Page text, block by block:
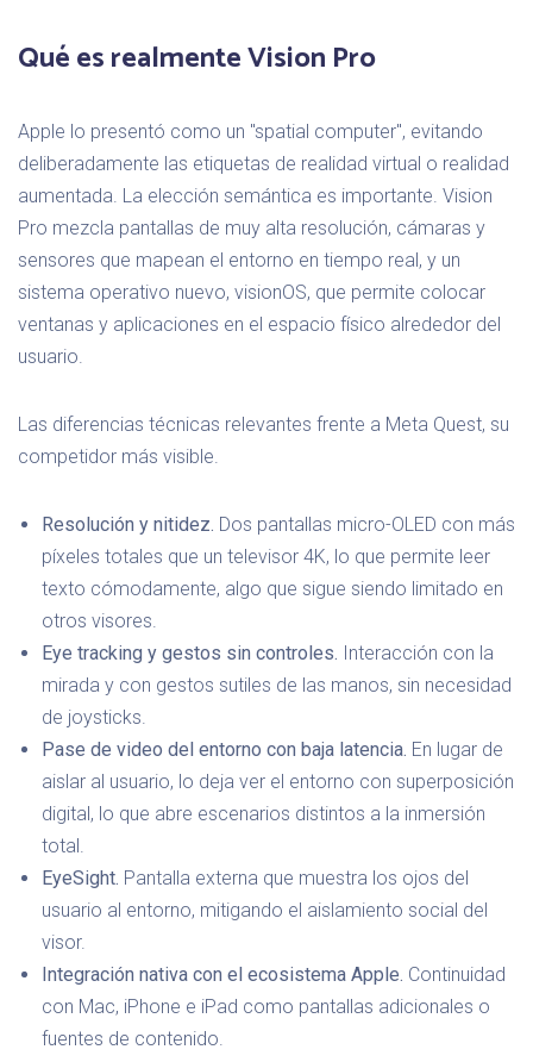
Qué es realmente Vision Pro
Apple lo presentó como un "spatial computer", evitando
deliberadamente las etiquetas de realidad virtual o realidad
aumentada. La elección semántica es importante. Vision
Pro mezcla pantallas de muy alta resolución, cámaras y
sensores que mapean el entorno en tiempo real, y un
sistema operativo nuevo, visionOS, que permite colocar
ventanas y aplicaciones en el espacio físico alrededor del
usuario.
Las diferencias técnicas relevantes frente a Meta Quest, su
competidor más visible.
Resolución y nitidez. Dos pantallas micro-OLED con más
píxeles totales que un televisor 4K, lo que permite leer
texto cómodamente, algo que sigue siendo limitado en
otros visores.
Eye tracking y gestos sin controles. Interacción con la
mirada y con gestos sutiles de las manos, sin necesidad
de joysticks.
Pase de video del entorno con baja latencia. En lugar de
aislar al usuario, lo deja ver el entorno con superposición
digital, lo que abre escenarios distintos a la inmersión
total.
EyeSight. Pantalla externa que muestra los ojos del
usuario al entorno, mitigando el aislamiento social del
visor.
Integración nativa con el ecosistema Apple. Continuidad
con Mac, iPhone e iPad como pantallas adicionales o
fuentes de contenido.